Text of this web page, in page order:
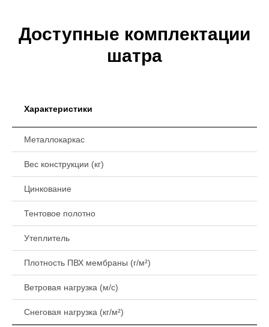
Доступные комплектации
шатра
Характеристики
Металлокаркас
Вес конструкции (кг)
Цинкование
Тентовое полотно
Утеплитель
Плотность ПВХ мембраны (г/м²)
Ветровая нагрузка (м/с)
Снеговая нагрузка (кг/м²)